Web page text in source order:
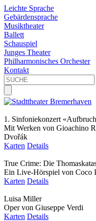
Leichte Sprache
Gebärdensprache
Musiktheater
Ballett
Schauspiel
Junges Theater
Philharmonisches Orchester
Kontakt
1. Sinfoniekonzert
Mit Werken von Gioachino
Dvořák
Karten Details
True Crime: Die
Ein Live-Hörspiel von Coco
Karten Details
Luisa Miller
Oper von Giuseppe Verdi
Karten Details